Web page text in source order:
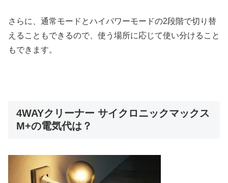
さらに、通常モードとハイパワーモードの2段階で切り替
えることもできるので、使う場所に応じて使い分けること
もできます。
4WAYクリーナー サイクロニックマックス
M+の電気代は？